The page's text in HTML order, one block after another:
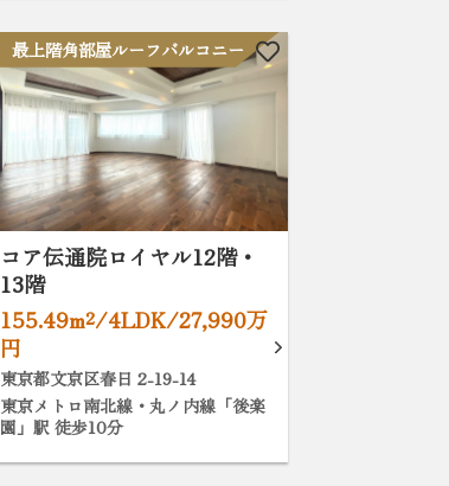
最上階角部屋ルーフバルコニー
コア伝通院ロイヤル12階・
13階
155.49m²/4LDK/27,990万
円
東京都文京区春日 2-19-14
東京メトロ南北線・丸ノ内線「後楽
園」駅 徒歩10分